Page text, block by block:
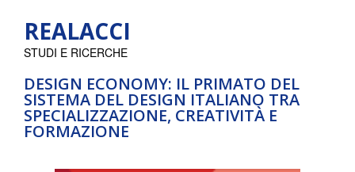
REALACCI
DESIGN ECONOMY: IL PRIMATO DEL
SISTEMA DEL DESIGN ITALIANO TRA
SPECIALIZZAZIONE, CREATIVITÀ E
FORMAZIONE
STUDI E RICERCHE